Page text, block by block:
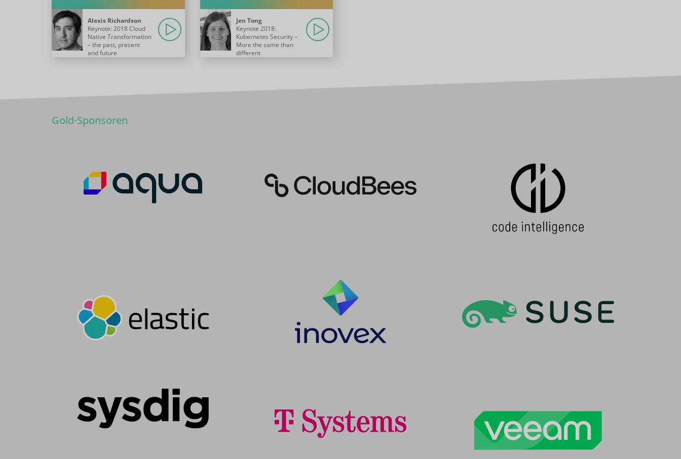
Alexis Richardson
Keynote: 2018 Cloud
Native Transformation
– the past, present
and future
Jen Tong
Keynote 2018:
Kubernetes Security –
More the same than
different
Gold-Sponsoren